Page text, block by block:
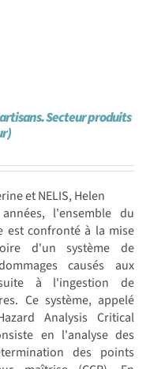
Secteur produits
et NELIS, Helen
l'ensemble du
est confronté à la mise
d'un système de
causés aux
à l'ingestion de
Ce système, appelé
Analysis Critical
en l'analyse des
des points